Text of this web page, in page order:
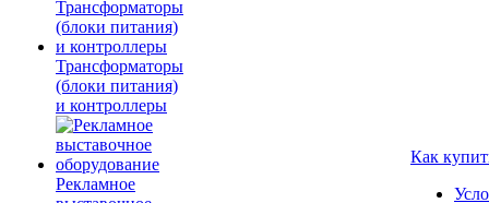
Трансформаторы
(блоки питания)
и контроллеры
Рекламное
Как